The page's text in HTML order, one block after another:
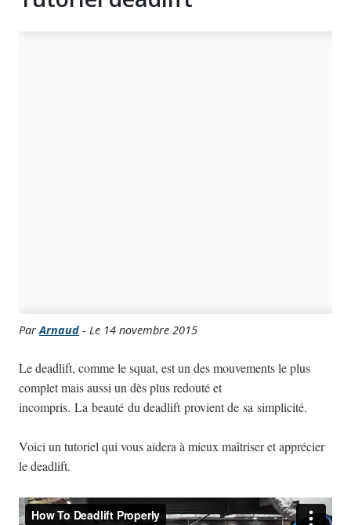
ParArnaud - Le 14 novembre 2015
Le deadlift, comme le squat, est un des mouvements le plus
complet mais aussi un dès plus redouté et
incompris. La beauté du deadlift provient de sa simplicité.
Voici un tutoriel qui vous aidera à mieux maîtriser et apprécier
le deadlift.